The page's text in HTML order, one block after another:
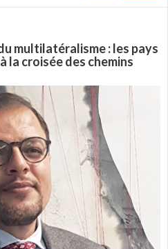
multilatéralisme : les pays
la croisée des chemins